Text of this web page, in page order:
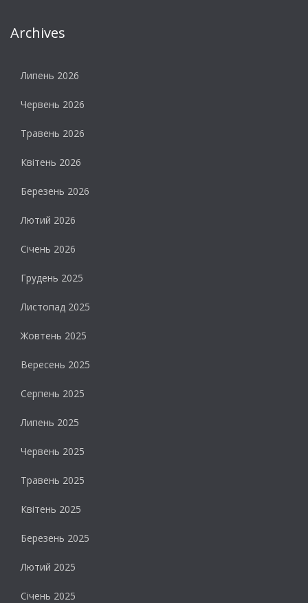
Archives
Липень 2026
Червень 2026
Травень 2026
Квітень 2026
Березень 2026
Лютий 2026
Січень 2026
Грудень 2025
Листопад 2025
Жовтень 2025
Вересень 2025
Серпень 2025
Липень 2025
Червень 2025
Травень 2025
Квітень 2025
Березень 2025
Лютий 2025
Січень 2025